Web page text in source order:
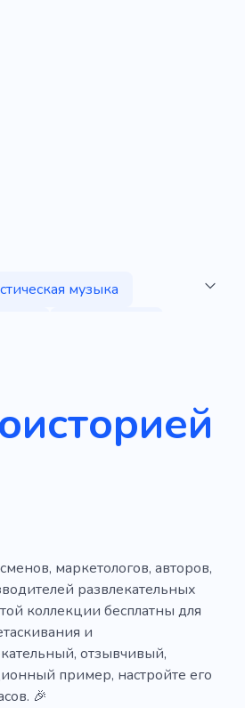
музыка
Подписчики
маркетологов, авторов,
развлекательных
коллекции бесплатны для
и
отзывчивый,
пример, настройте его
🎉